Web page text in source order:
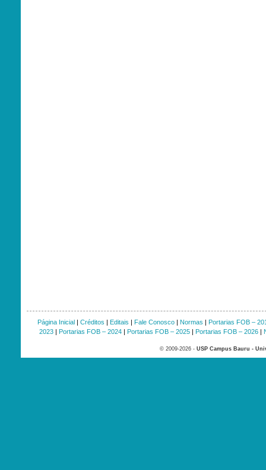
Página Inicial| Créditos | Editais | Fale Conosco| Normas | Portarias FOB –
2023| Portarias FOB – 2024| Portarias FOB – 2025| Portarias FOB – 2026|
© 2009-2026 - USP Campus Bauru -